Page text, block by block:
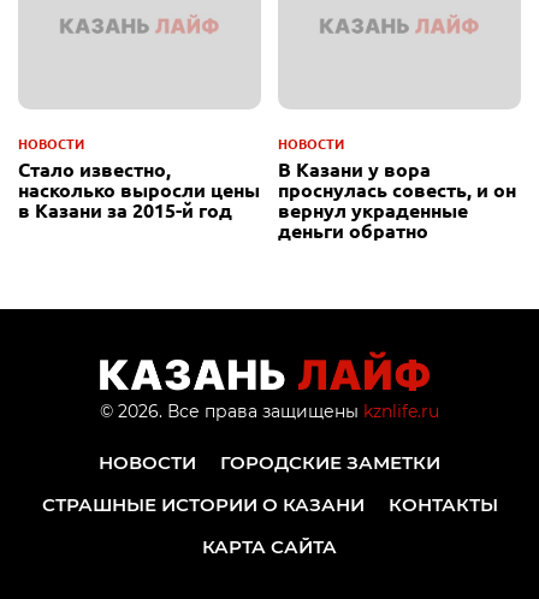
НОВОСТИ
Стало известно,
насколько выросли цены
в Казани за 2015-й год
НОВОСТИ
В Казани у вора
проснулась совесть, и он
вернул украденные
деньги обратно
© 2026. Все права защищены kznlife.ru
НОВОСТИ
ГОРОДСКИЕ ЗАМЕТКИ
СТРАШНЫЕ ИСТОРИИ О КАЗАНИ
КОНТАКТЫ
КАРТА САЙТА